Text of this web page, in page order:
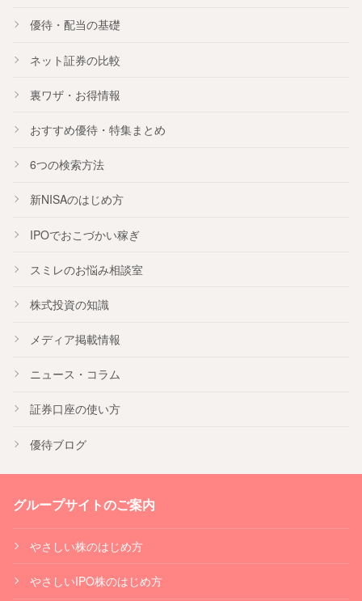
優待・配当の基礎
ネット証券の比較
裏ワザ・お得情報
おすすめ優待・ 特集まとめ
6つの検索方法
新NISAのはじめ方
IPOでおこづかい稼ぎ
スミレのお悩み相談室
株式投資の知識
メディア掲載情報
ニュース・コラム
証券口座の使い方
優待ブログ
グループサイトのご案内
やさしい株のはじめ方
やさしいIPO株のはじめ方